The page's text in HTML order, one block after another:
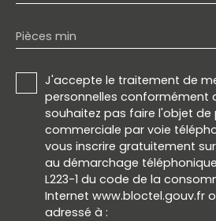
Pièces min
J'accepte le traitement de
personnelles conformément
souhaitez pas faire l'objet
commerciale par voie
vous inscrire gratuitement
au démarchage
L223-1 du code de la
Internet www.bloctel.gouv.fr
adressé à :